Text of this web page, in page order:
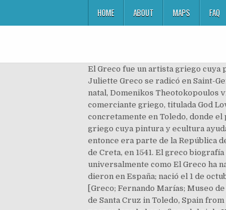
HOME ABOUT MAPS FAQ
El Greco fue un artista griego cuya pintura y escultura ayudaron a definir el Renacimiento español e influir en varios movimientos por venir. Biografía y obra. Juliette Greco se radicó en Saint-Germain-des-Prés, en 1946 después de que su madre se trasladara a Indochina. Tras trabajar como pintor de iconos en su Creta natal, Domenikos Theotokopoulos viajó a Venecia y Roma, y en 1577 llegó a Toledo, donde pintó las obras que le hicieron famoso. La biografía del legendario comerciante griego, titulada God Loves Caviar y dirigida por Yannis Smaragdis, ha sido presentada en estreno mundial en Toronto . Pero fue en España, y concretamente en Toledo, donde el pintor alcanzó su madurez y realizó las obras más emblemáticas de su carrera. BIOGRAFÍA DEL GRECO. El Greco fue un artita griego cuya pintura y ecultura ayudaron a definir el Renacimiento epañol e influir en vario movimiento por venir.El Greco nació alrededor de 1541 en Creta, que entonce era parte de la República de Venecia. Domennikos Theottokopulus a quien sus contemporáneos llamaban “Greco” nació en Candia, capital de la isla griega de Creta, en 1541. El greco biografía resumen 1 Ver respuesta nirinwer está esperando tu ayuda. Biografía: El pintor llamado Doménikos Theotokópoulos, conocido universalmente como El Greco ha nacido en Candía en 1541. Doménikos Theotokópoulos conocido mundialmente por el sobrenombre El Greco (El Griego) que le dieron en España; nació el 1 de octubre de 1541 en la isla de Creta, que entonces era posesión de la República de Venecia; y falleció en Toledo el 7 de Abril de 1614. [Greco; Fernando Marías; Museo de Santa Cruz (Toledo, Spain),;] -- El Greco of Toledo is the catalogue that will accompany the exhibition to be shown at the Museo de Santa Cruz in Toledo, Spain from March to June 2014, to mark the 400th anniversary of El Greco's ... USD University Libraries. El Greco (1541- 1614) fue un pintor poco valorado hasta fines del siglo XIX, fecha en que los modernistas y la generación del 98 se interesaron por él y por su obra. El Greco, de nombre real “Domenikos Theotokopoulos”, nació alrededor del año 1541 en la isla de Creta. 19-ene-2018 - Un resumen con lo que debes saber sobre El Greco,